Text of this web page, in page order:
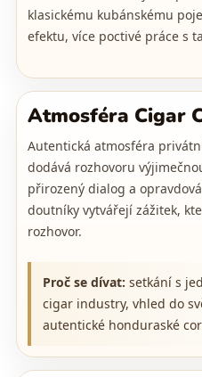
klasickému kubánskému
efektu, více poctivé práce s
Atmosféra Cigar
Autentická atmosféra
dodává rozhovoru
přirozený dialog a
doutníky vytvářejí zážitek,
rozhovor.
Proč se dívat: setkání s
cigar industry, vhled do
autentické honduraské